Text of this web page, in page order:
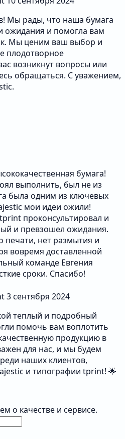
Мы рады, что наша бумага
ожидания и помогла вам
Мы ценим ваш выбор и
плодотворное
возникнут вопросы или
обращаться. С уважением,
бумага!
выполнить, был не из
была одним из ключевых
мои идеи ожили!
проконсультировал и
и превзошел ожидания.
печати, нет размытия и
вовремя доставленной
команде Евгения
сроки. Спасибо!
3 сентября 2024
теплый и подробный
помочь вам воплотить
продукцию в
для нас, и мы будем
наших клиентов,
и типографии tprint! 🌟
о качестве и сервисе.